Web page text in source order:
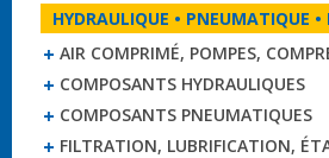
HYDRAULIQUE • PNEUMATIQUE
AIR COMPRIMÉ, POMPES,
COMPOSANTS HYDRAULIQUES
COMPOSANTS PNEUMATIQUES
FILTRATION, LUBRIFICATION,